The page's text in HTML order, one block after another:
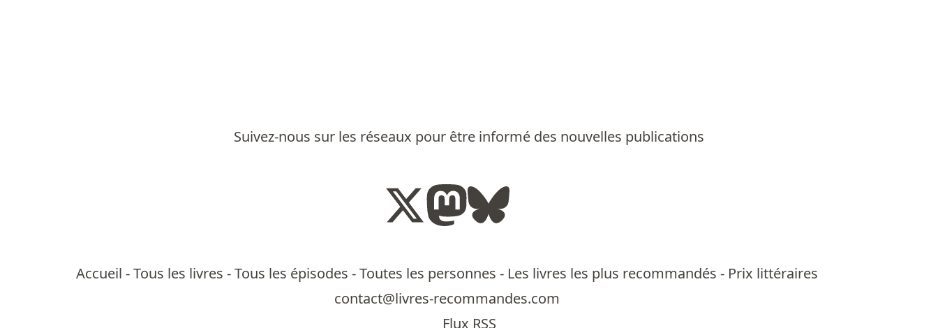
Suivez-nous sur les réseaux pour être informé des nouvelles publications
Accueil -Tous les livres -Tous les épisodes -Toutes les personnes - Les livres les plus recommandés - Prix littéraires
contact@livres-recommandes.com
Flux RSS